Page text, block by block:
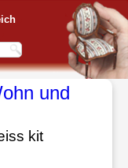
und
kit